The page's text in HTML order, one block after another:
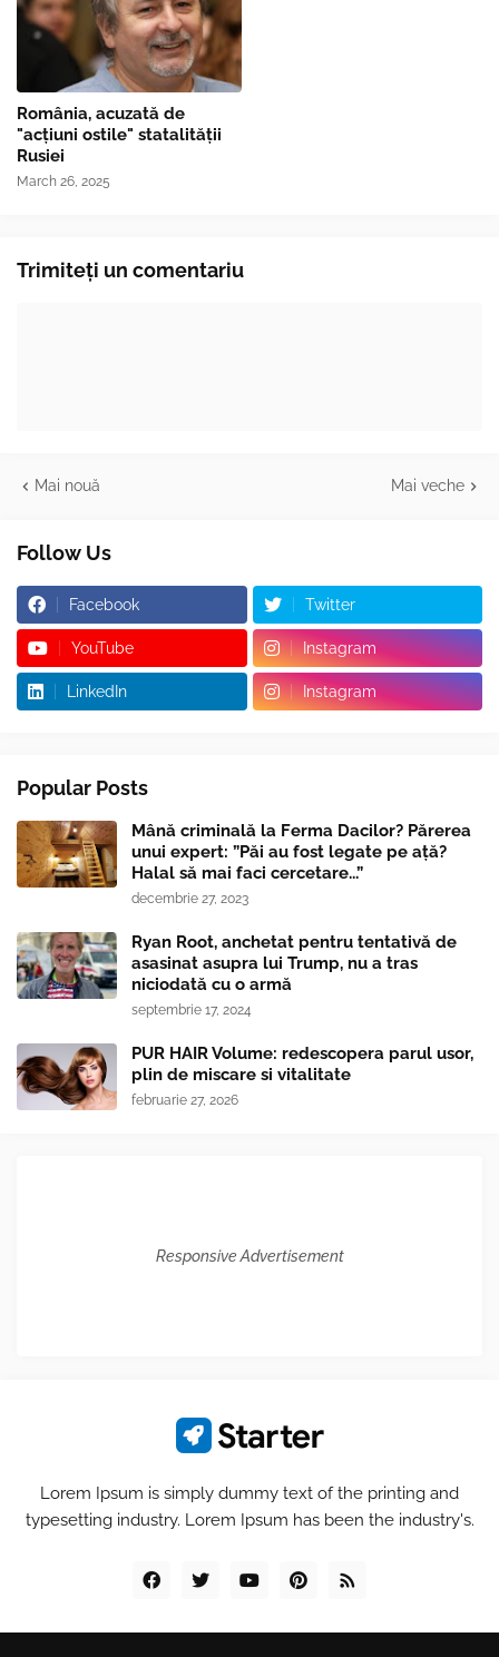
România, acuzată de
"acțiuni ostile" statalității
Rusiei
March 26, 2025
Trimiteți un comentariu
Mai nouă Mai veche
Follow Us
Facebook Twitter
YouTube Instagram
LinkedIn Instagram
Popular Posts
Mână criminală la Ferma Dacilor? Părerea
unui expert: ”Păi au fost legate pe ață?
Halal să mai faci cercetare...”
decembrie 27, 2023
Ryan Root, anchetat pentru tentativă de
asasinat asupra lui Trump, nu a tras
niciodată cu o armă
septembrie 17, 2024
PUR HAIR Volume: redescopera parul usor,
plin de miscare si vitalitate
februarie 27, 2026
Responsive Advertisement
Lorem Ipsum is simply dummy text of the printing and
typesetting industry. Lorem Ipsum has been the industry's.